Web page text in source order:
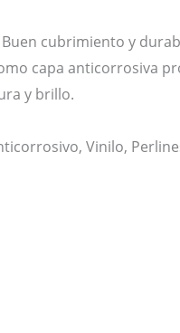
Buen cubrimiento y
capa anticorrosiva
y brillo.
Vinilo,